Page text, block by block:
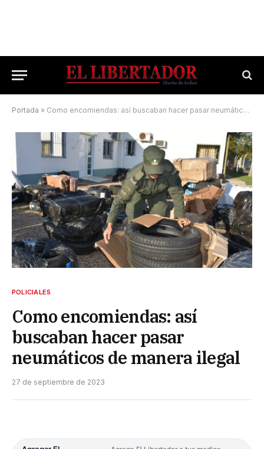
Portada » Como encomiendas: así buscaban hacer pasar neumáticos de manera ilegal
POLICIALES
Como encomiendas: así
buscaban hacer pasar
neumáticos de manera ilegal
27 de septiembre de 2023